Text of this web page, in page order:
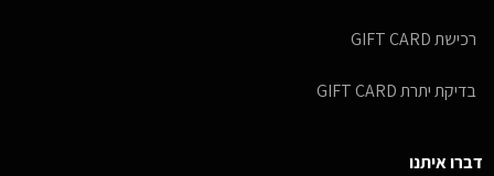
רכישת GIFT CARD
בדיקת יתרת GIFT CARD
דברו איתנו